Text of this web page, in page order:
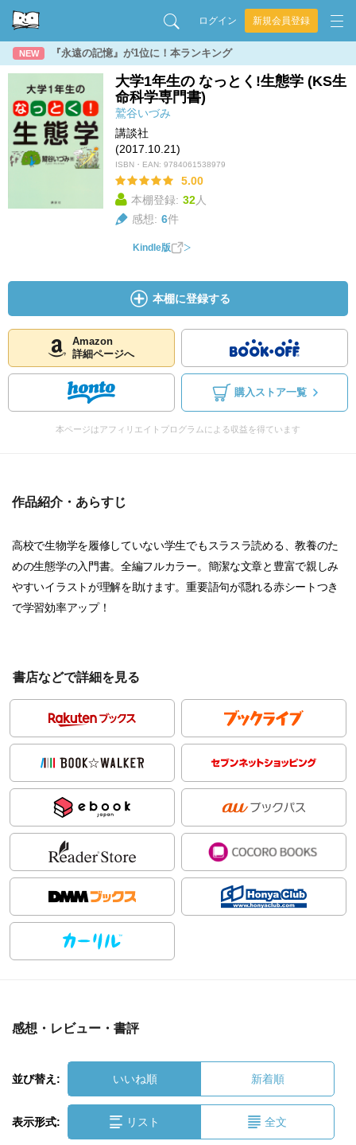
ログイン 新規会員登録
NEW 『永遠の記憶』が1位に！本ランキング
大学1年生の なっとく!生態学 (KS生
命科学専門書)
鷲谷いづみ
講談社
(2017.10.21)
ISBN・EAN: 9784061538979
5.00
本棚登録: 32人
感想: 6件
Kindle版
本棚に登録する
Amazon
詳細ページへ
購入ストア一覧
本ページはアフィリエイトプログラムによる収益を得ています
作品紹介・あらすじ
高校で生物学を履修していない学生でもスラスラ読める、教養のた
めの生態学の入門書。全編フルカラー。簡潔な文章と豊富で親しみ
やすいイラストが理解を助けます。重要語句が隠れる赤シートつき
で学習効率アップ！
書店などで詳細を見る
感想・レビュー・書評
並び替え: いいね順 新着順
表示形式: リスト 全文